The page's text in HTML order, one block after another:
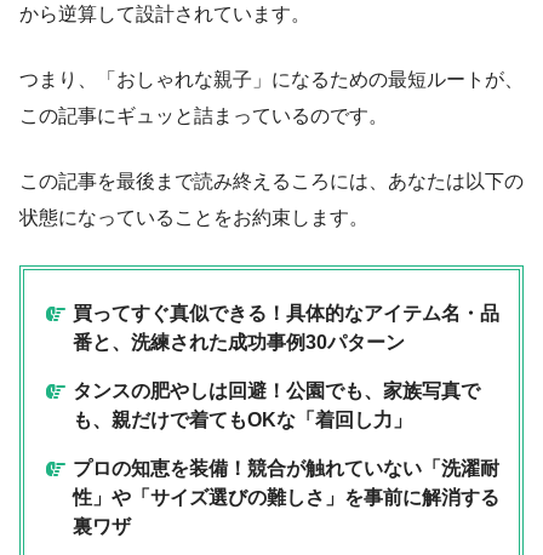
から逆算して設計されています。
つまり、「おしゃれな親子」になるための最短ルートが、
この記事にギュッと詰まっているのです。
この記事を最後まで読み終えるころには、あなたは以下の
状態になっていることをお約束します。
買ってすぐ真似できる！具体的なアイテム名・品
番と、洗練された成功事例30パターン
タンスの肥やしは回避！公園でも、家族写真で
も、親だけで着てもOKな「着回し力」
プロの知恵を装備！競合が触れていない「洗濯耐
性」や「サイズ選びの難しさ」を事前に解消する
裏ワザ